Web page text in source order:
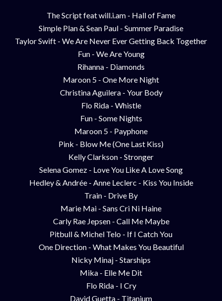
The Script feat will.i.am - Hall of Fame
Simple Plan & Sean Paul - Summer Paradise
Taylor Swift - We Are Never Ever Getting Back Together
Fun - We Are Young
Rihanna - Diamonds
Maroon 5 - One More Night
Christina Aguilera - Your Body
Flo Rida - Whistle
Fun - Some Nights
Maroon 5 - Payphone
Pink - Blow Me (One Last Kiss)
Kelly Clarkson - Stronger
Selena Gomez - Love You Like A Love Song
Hedley & Andrée - Anne Leclerc - Kiss You Inside
Train - Drive By
Marie Mai - Sans Cri Ni Haine
Carly Rae Jepsen - Call Me Maybe
Pitbull & Michel Telo - If I Catch You
One Direction - What Makes You Beautiful
Nicky Minaj - Starships
Mika - Elle Me Dit
Flo Rida - I Cry
David Guetta - Titanium